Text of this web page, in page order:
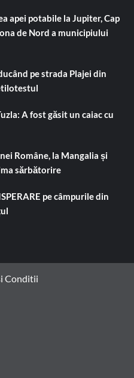
apei potabile la Jupiter, Cap
de Nord a municipiului
pe strada Plajei din
A fost găsit un caiac cu
Române, la Mangalia și
sărbătorire
pe câmpurile din
Conditii